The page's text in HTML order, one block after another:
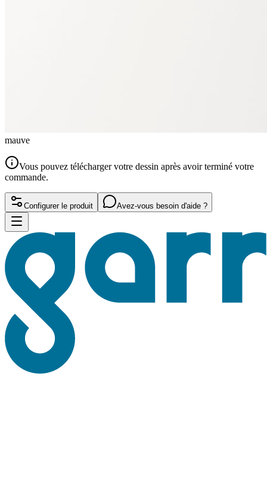
mauve
Vous pouvez télécharger votre dessin après avoir terminé votre
commande.
Configurer le produit Avez-vous besoin d'aide ?